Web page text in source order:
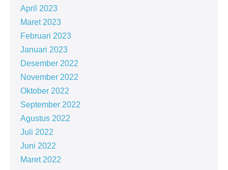
April 2023
Maret 2023
Februari 2023
Januari 2023
Desember 2022
November 2022
Oktober 2022
September 2022
Agustus 2022
Juli 2022
Juni 2022
Maret 2022